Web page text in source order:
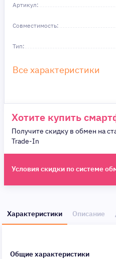
в этом!
Артикул:
Совместимость:
Тип:
Все характеристики
Хотите купить
Получите скидку в обмен на
Trade-In
Условия скидки по системе
Характеристики Описание
Общие характеристики